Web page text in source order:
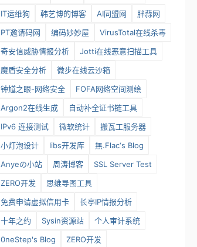
IT运维狗
韩艺博的博客 AI同盟网
胖蒜网
PT邀请码网
编码妙妙屋
VirusTotal在线杀毒
奇安信威胁情报分析
Jotti在线恶意扫描工具
魔盾安全分析
微步在线云沙箱
钟馗之眼-网络安全
FOFA网络空间测绘
Argon2在线生成
自动补全证书链工具
IPv6 连接测试
微软统计
搬瓦工服务器
小灯泡设计
libs开发库
無.Flac‘s Blog
Anyeの小站
周涛博客
SSL Server Test
ZERO开发
思维导图工具
免费申请虚拟信用卡
长亭IP情报分析
十年之约
Sysin资源站
个人审计系统
0neStep's Blog
ZERO开发